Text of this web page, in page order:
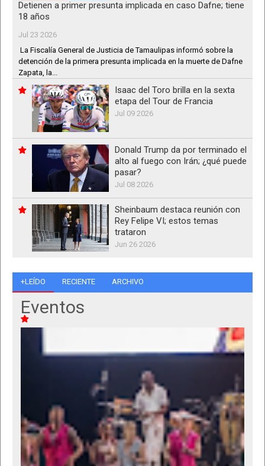
Detienen a primer presunta implicada en caso Dafne; tiene
18 años
Jul 23 2026
La Fiscalía General de Justicia de Tamaulipas informó sobre la
detención de la primera presunta implicada en la muerte de Dafne
Zapata, la...
Isaac del Toro brilla en la sexta
etapa del Tour de Francia
Jul 09 2026
Donald Trump da por terminado el
alto al fuego con Irán; ¿qué puede
pasar?
Jul 08 2026
Sheinbaum destaca reunión con
Rey Felipe VI; estos temas
trataron
Jun 26 2026
+LEÍDO RECIENTE ARCHIVO
Eventos